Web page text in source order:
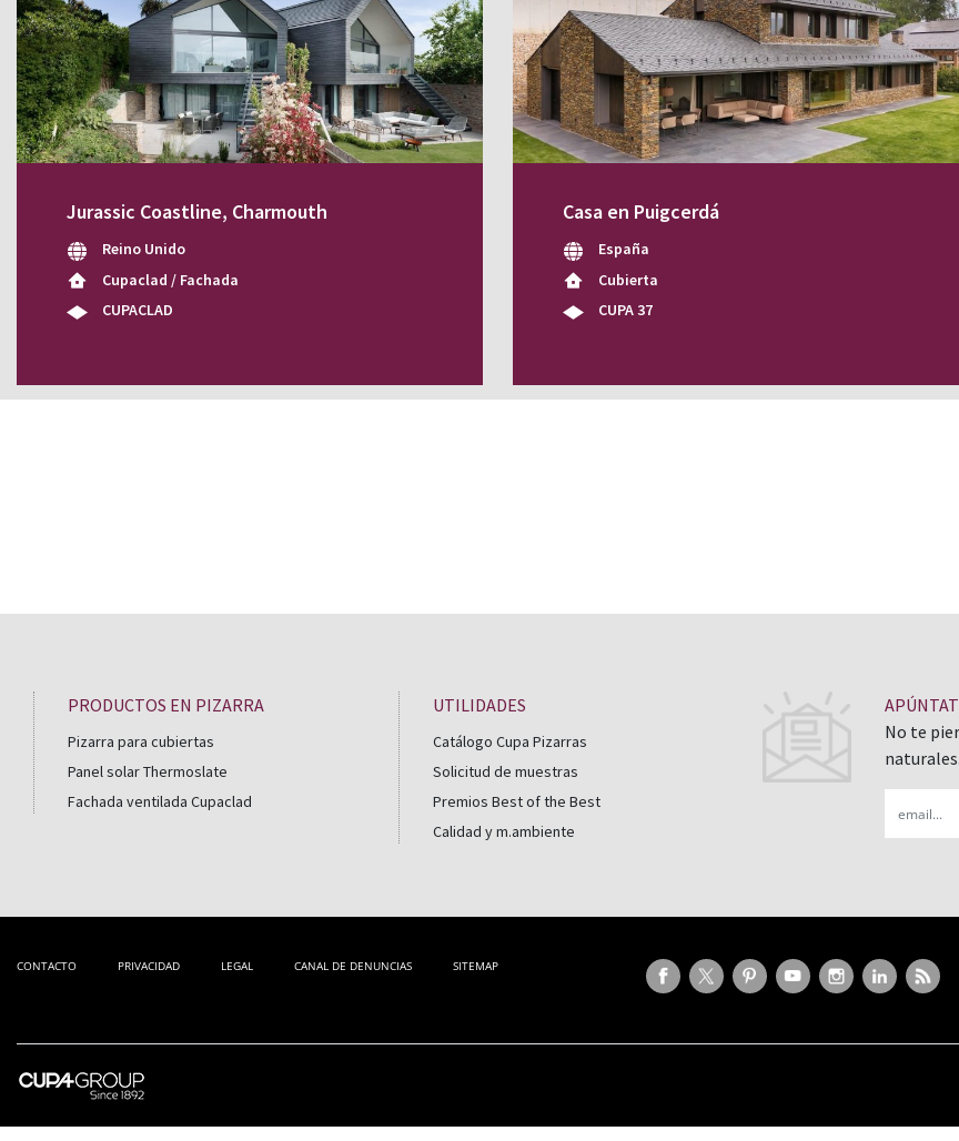
Jurassic Coastline, Charmouth
Reino Unido
Cupaclad / Fachada
CUPACLAD
Casa en Puigcerdá
España
Cubierta
CUPA 37
PRODUCTOS EN PIZARRA
Pizarra para cubiertas
Panel solar Thermoslate
Fachada ventilada Cupaclad
UTILIDADES
Catálogo Cupa Pizarras
Solicitud de muestras
Premios Best of the Best
Calidad y m.ambiente
No te
naturales.
CONTACTO PRIVACIDAD LEGAL CANAL DE DENUNCIAS SITEMAP